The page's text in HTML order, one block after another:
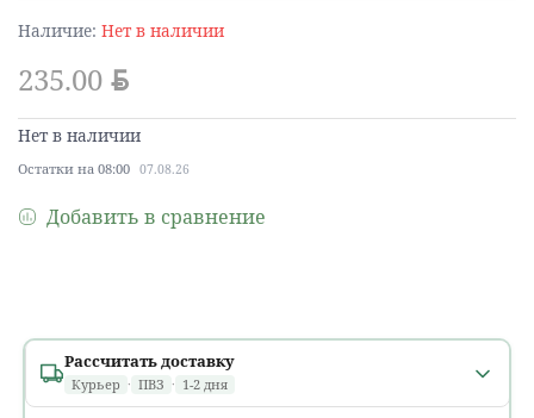
235.00 BYN
Наличие: Нет в наличии
Нет в наличии
Остатки на 08:00 07.08.26
Добавить в сравнение
Рассчитать доставку
Курьер · ПВЗ · 1-2 дня